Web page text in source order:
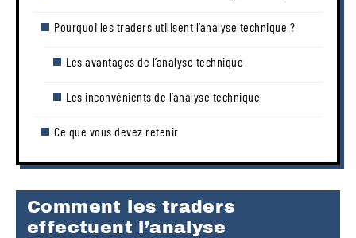
Pourquoi les traders utilisent l’analyse technique ?
Les avantages de l’analyse technique
Les inconvénients de l’analyse technique
Ce que vous devez retenir
Comment les traders
effectuent l’analyse